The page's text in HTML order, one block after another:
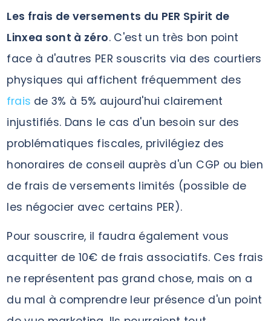
Les frais de versements du PER Spirit de
Linxea sont à zéro. C'est un très bon point
face à d'autres PER souscrits via des courtiers
physiques qui affichent fréquemment des
frais de 3% à 5% aujourd'hui clairement
injustifiés. Dans le cas d'un besoin sur des
problématiques fiscales, privilégiez des
honoraires de conseil auprès d'un CGP ou bien
de frais de versements limités (possible de
les négocier avec certains PER).
Pour souscrire, il faudra également vous
acquitter de 10€ de frais associatifs. Ces frais
ne représentent pas grand chose, mais on a
du mal à comprendre leur présence d'un point